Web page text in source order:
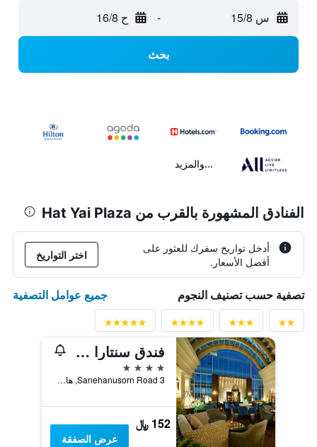
س 15/8 - ح 16/8
بحث
...والمزيد
الفنادق المشهورة بالقرب من Hat Yai Plaza
أدخل تواريخ سفرك للعثور على
أفضل الأسعار.
اختر التواريخ
تصفية حسب تصنيف النجوم جميع عوامل التصفية
فندق سنتارا هوتل هات ياي
4 نجوم
3 Sanehanusorn Road, هات ياي, تايلاند
152 ﷼
عرض الصفقة